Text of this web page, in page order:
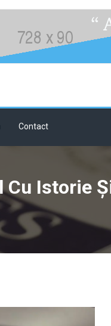
Contact
Cu Istorie